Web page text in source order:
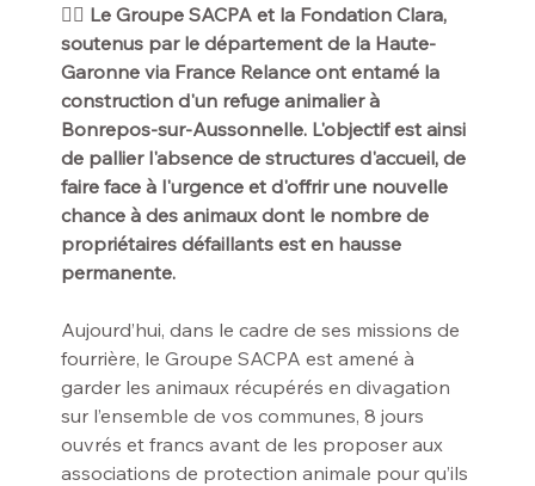
👷‍♂️ Le Groupe SACPA et la Fondation Clara,
soutenus par le département de la Haute-
Garonne via France Relance ont entamé la
construction d'un refuge animalier à
Bonrepos-sur-Aussonnelle. L'objectif est ainsi
de pallier l'absence de structures d'accueil, de
faire face à l'urgence et d'offrir une nouvelle
chance à des animaux dont le nombre de
propriétaires défaillants est en hausse
permanente.
Aujourd’hui, dans le cadre de ses missions de
fourrière, le Groupe SACPA est amené à
garder les animaux récupérés en divagation
sur l’ensemble de vos communes, 8 jours
ouvrés et francs avant de les proposer aux
associations de protection animale pour qu’ils